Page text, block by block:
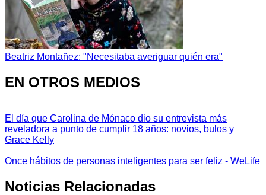
Beatriz Montañez: "Necesitaba averiguar quién era"
EN OTROS MEDIOS
El día que Carolina de Mónaco dio su entrevista más
reveladora a punto de cumplir 18 años: novios, bulos y
Grace Kelly
Once hábitos de personas inteligentes para ser feliz - WeLife
Noticias Relacionadas